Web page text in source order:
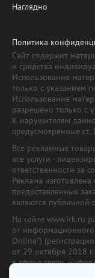
Наглядно
Политика
Сайт содержит
и средства
Использование
только с указанием
Использование
разрешено только с
К нарушителям
предусмотренные
Все рекламные
все услуги -
ответственности за
Реклама
предоставленных
являются публичной
На сайте www.irk.ru
от информационного
Online")
от 29 октября 2018
в сфере связи,